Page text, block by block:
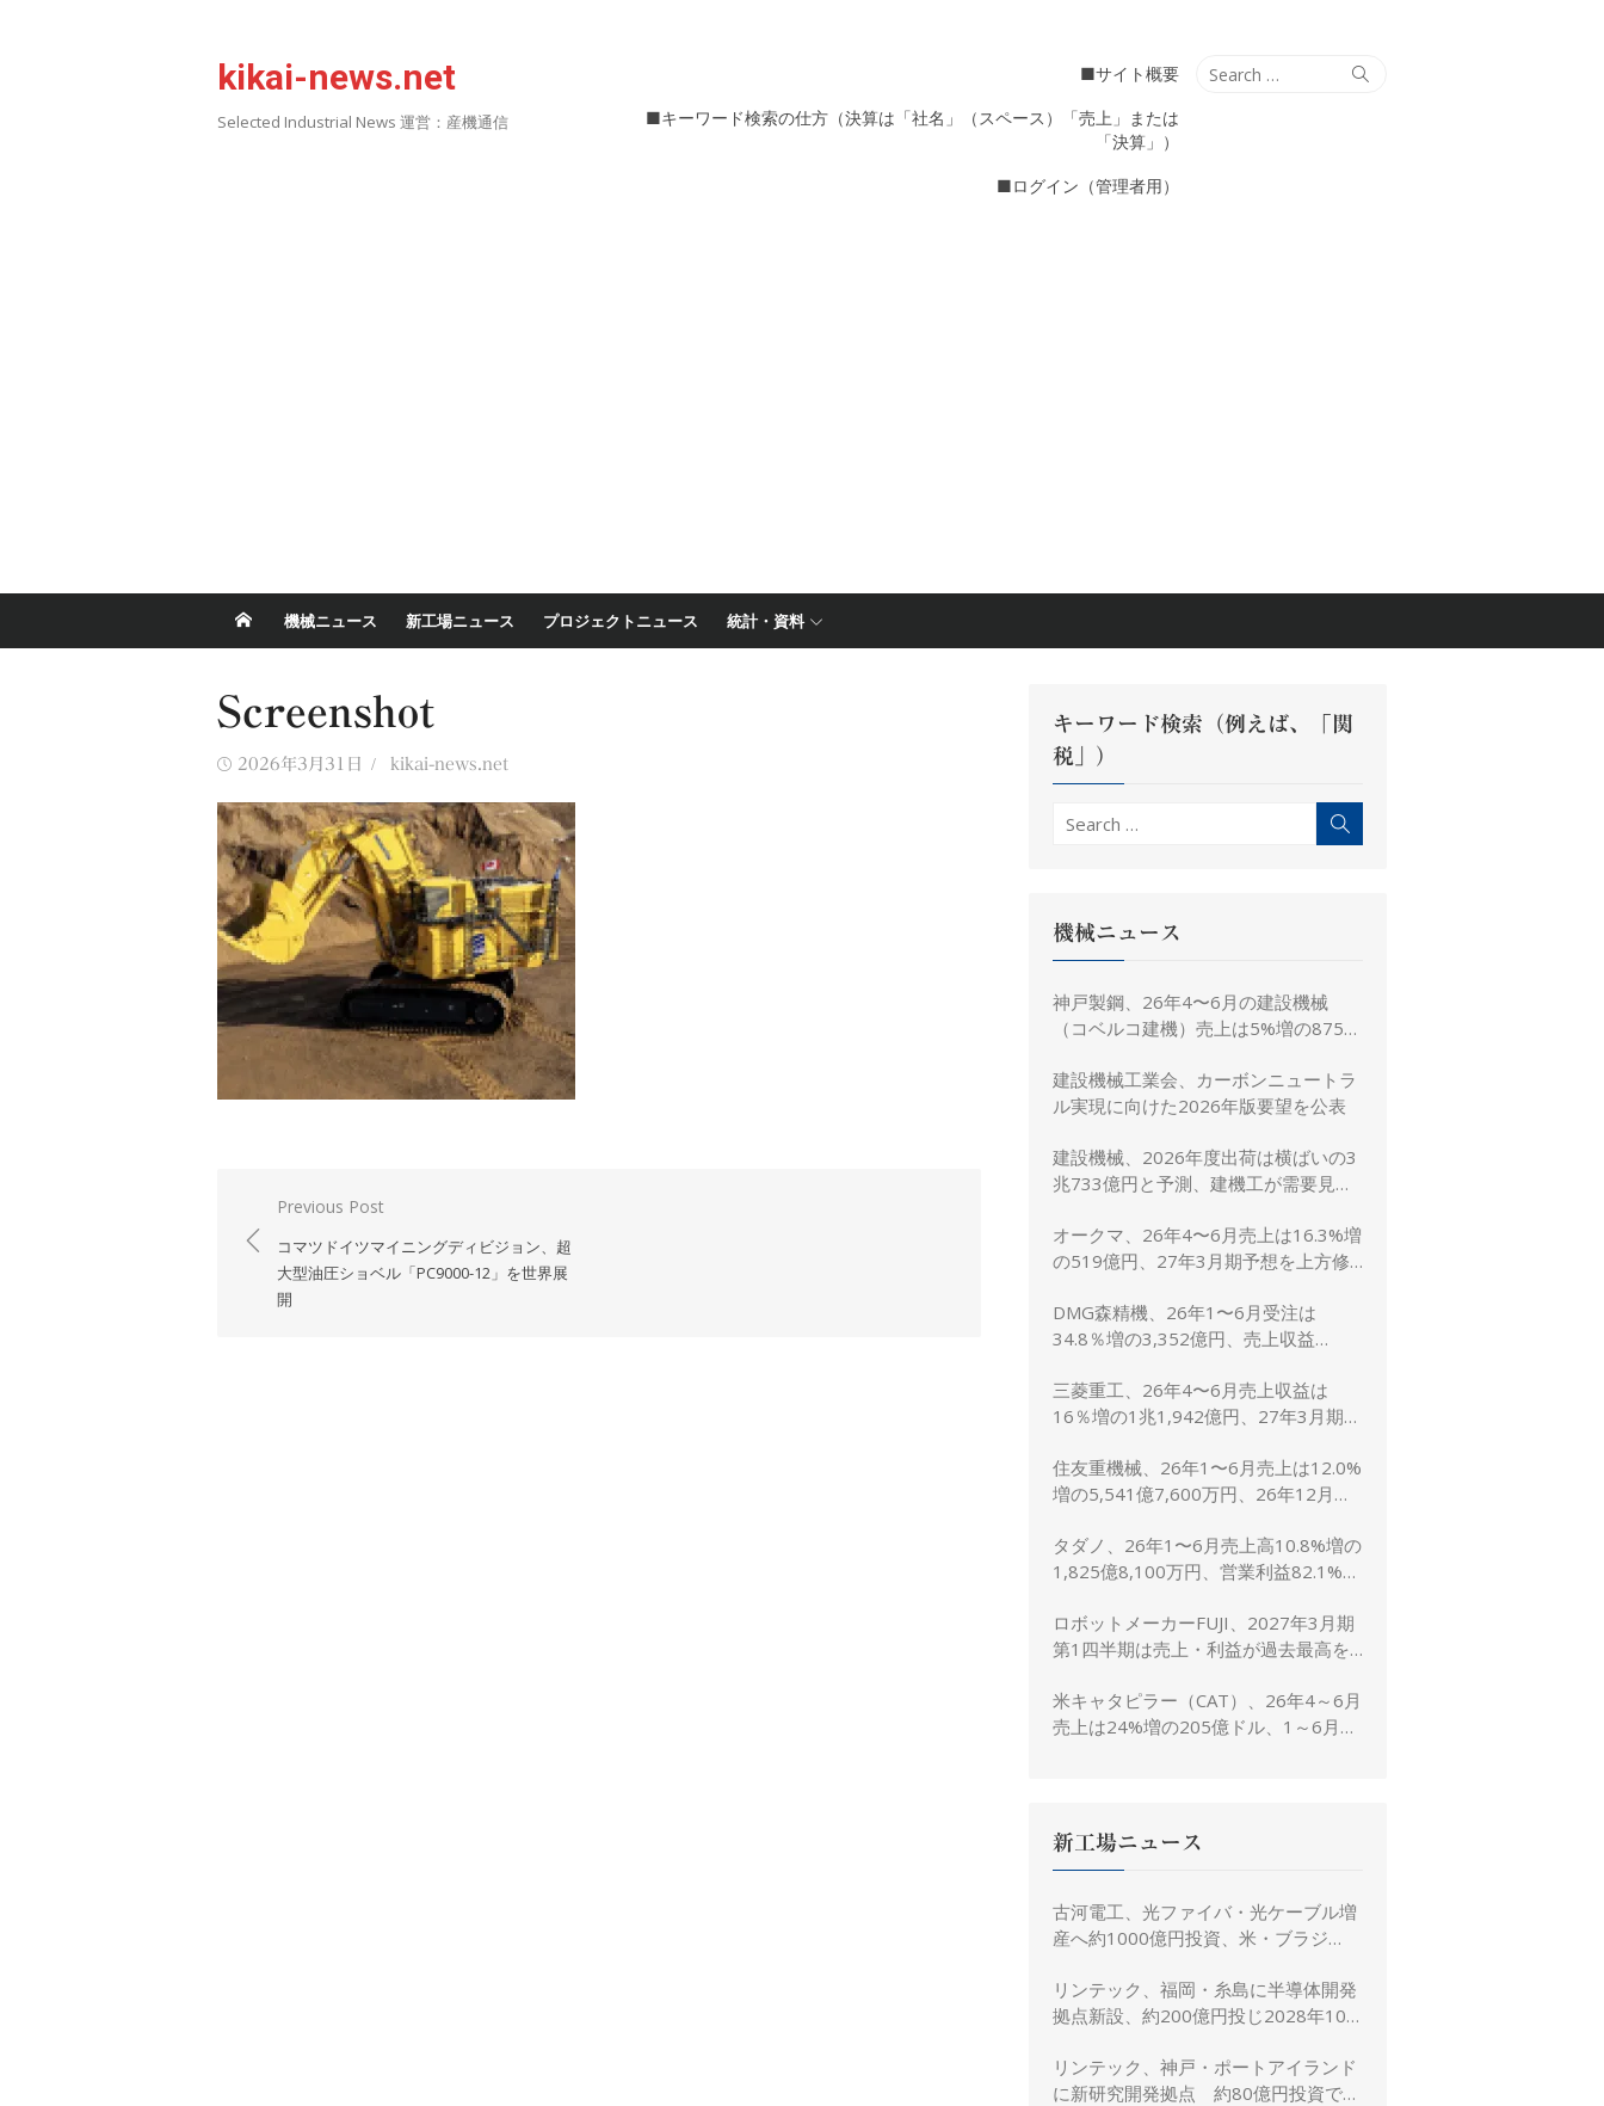
kikai-news.net
Selected Industrial News 運営：産機通信
Search
Search
■サイト概要
■キーワード検索の仕方（決算は「社名」（スペース）「売上」または
「決算」）
■ログイン（管理者用）
機械ニュース 新工場ニュース プロジェクトニュース 統計・資料
Screenshot
Posted
2026年3月31日 Author
kikai-news.net
稿
Previous Post
コマツドイツマイニングディビジョン、超
大型油圧ショベル「PC9000-12」を世界展
開
キーワード検索（例えば、「関
税」）
Search
機械ニュース
神戸製鋼、26年4〜6月の建設機械
（コベルコ建機）売上は5%増の875億
に修正
建設機械工業会、カーボンニュートラ
ル実現に向けた2026年版要望を公表
建設機械、2026年度出荷は横ばいの3
兆733億円と予測、建機工が需要見通
オークマ、26年4〜6月売上は16.3%増
の519億円、27年3月期予想を上方修
DMG森精機、26年1〜6月受注は
34.8％増の3,352億円、売上収益
三菱重工、26年4〜6月売上収益は
16％増の1兆1,942億円、27年3月期予
住友重機械、26年1〜6月売上は12.0%
増の5,541億7,600万円、26年12月期
修正
タダノ、26年1〜6月売上高10.8%増の
1,825億8,100万円、営業利益82.1%増
置き
ロボットメーカーFUJI、2027年3月期
第1四半期は売上・利益が過去最高を
米キャタピラー（CAT）、26年4～6月
売上は24%増の205億ドル、1～6月は
新工場ニュース
古河電工、光ファイバ・光ケーブル増
産へ約1000億円投資、米・ブラジ
リンテック、福岡・糸島に半導体開発
拠点新設、約200億円投じ2028年10
リンテック、神戸・ポートアイランド
に新研究開発拠点 約80億円投資で新